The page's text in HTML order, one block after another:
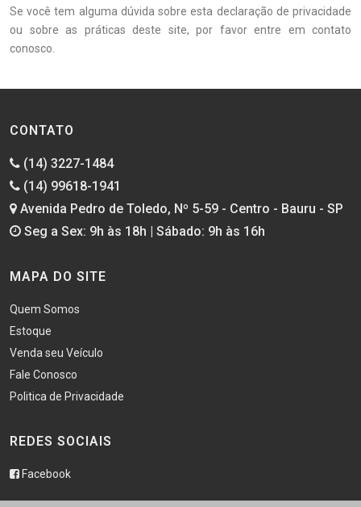
Se você tem alguma dúvida sobre esta declaração de privacidade
ou sobre as práticas deste site, por favor entre em contato
conosco.
CONTATO
(14) 3227-1484
(14) 99618-1941
Avenida Pedro de Toledo, Nº 5-59 - Centro - Bauru - SP
Seg a Sex: 9h às 18h | Sábado: 9h às 16h
MAPA DO SITE
Quem Somos
Estoque
Venda seu Veículo
Fale Conosco
Politica de Privacidade
REDES SOCIAIS
Facebook